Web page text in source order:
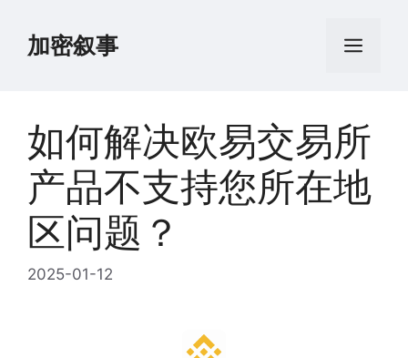
加密叙事 菜
如何解决欧易交易所
产品不支持您所在地
区问题？
2025-01-12